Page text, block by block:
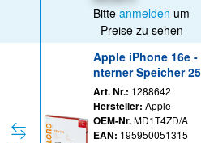
Bitte anmelden um
Preise zu sehen
Apple iPhone 16e -
nterner Speicher
2532 x 1170 Pixel -
mera 12 MP -
Art. Nr.: 1288642
Hersteller: Apple
OEM-Nr.MD1T4ZD/A
EAN: 195950051315